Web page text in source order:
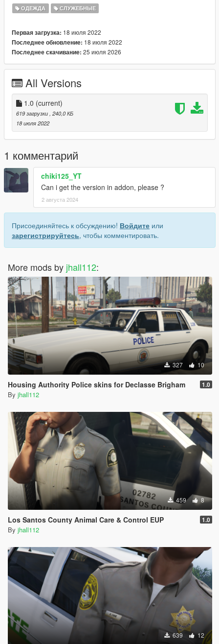
ОДЕЖДА СЛУЖЕБНЫЕ
Первая загрузка: 18 июля 2022
Последнее обновление: 18 июля 2022
Последнее скачивание: 25 июля 2026
All Versions
1.0 (current)
619 загрузки , 240,0 КБ
18 июля 2022
1 комментарий
chiki125_YT
Can i get the version in addon, please ?
2 августа 2024
Присоединяйтесь к обсуждению! Войдите или
зарегистрируйтесь, чтобы комментировать.
More mods by jhall112:
327 10
Housing Authority Police skins for Declasse Brigham 1.0
By jhall112
459 8
Los Santos County Animal Care & Control EUP 1.0
By jhall112
639 12